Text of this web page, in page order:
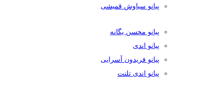
پیانو سیاوش قمیشی
پیانو محسن یگانه
پیانو اندی
پیانو فریدون آسرایی
پیانو اندی تلنت